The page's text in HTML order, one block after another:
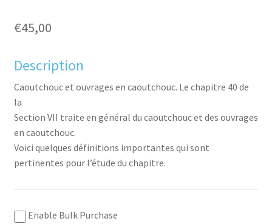
ook r in est
€45,00
Description
Caoutchouc et ouvrages en caoutchouc. Le chapitre 40 de
la
Section VII traite en général du caoutchouc et des ouvrages
en caoutchouc.
Voici quelques définitions importantes qui sont
pertinentes pour l’étude du chapitre.
Enable Bulk Purchase